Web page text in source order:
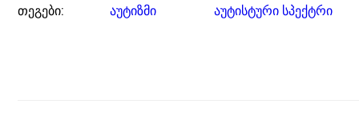
თეგები: Აუტიზმი Აუტისტური Სპექტრი